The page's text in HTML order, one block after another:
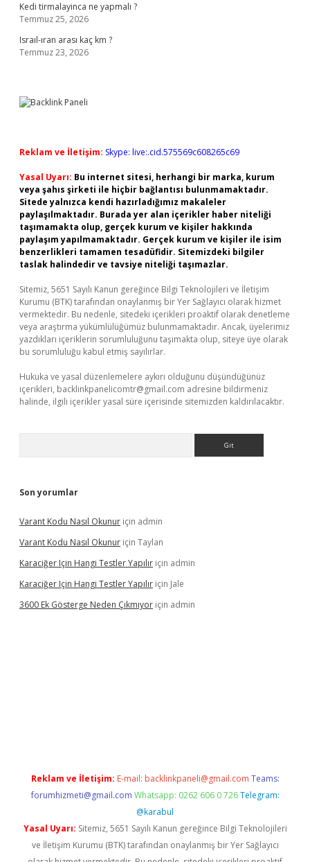
Kedi tirmalayinca ne yapmalı ?
Temmuz 25, 2026
Israıl-ıran arası kaç km ?
Temmuz 23, 2026
Reklam ve İletişim: Skype: live:.cid.575569c608265c69
Yasal Uyarı: Bu internet sitesi, herhangi bir marka, kurum
veya şahıs şirketi ile hiçbir bağlantısı bulunmamaktadır.
Sitede yalnızca kendi hazırladığımız makaleler
paylaşılmaktadır. Burada yer alan içerikler haber niteliği
taşımamakta olup, gerçek kurum ve kişiler hakkında
paylaşım yapılmamaktadır. Gerçek kurum ve kişiler ile isim
benzerlikleri tamamen tesadüfidir. Sitemizdeki bilgiler
taslak halindedir ve tavsiye niteliği taşımazlar.
Sitemiz, 5651 Sayılı Kanun gereğince Bilgi Teknolojileri ve İletişim
Kurumu (BTK) tarafından onaylanmış bir Yer Sağlayıcı olarak hizmet
vermektedir. Bu nedenle, sitedeki içerikleri proaktif olarak denetleme
veya araştırma yükümlülüğümüz bulunmamaktadır. Ancak, üyelerimiz
yazdıkları içeriklerin sorumluluğunu taşımakta olup, siteye üye olarak
bu sorumluluğu kabul etmiş sayılırlar.
Hukuka ve yasal düzenlemelere aykırı olduğunu düşündüğünüz
içerikleri, backlinkpanelicomtr@gmail.com adresine bildirmeniz
halinde, ilgili içerikler yasal süre içerisinde sitemizden kaldırılacaktır.
Son yorumlar
Varant Kodu Nasıl Okunur için admin
Varant Kodu Nasıl Okunur için Taylan
Karaciğer Için Hangi Testler Yapılır için admin
Karaciğer Için Hangi Testler Yapılır için Jale
3600 Ek Gösterge Neden Çıkmıyor için admin
Reklam ve İletişim: E-mail: backlinkpaneli@gmail.com Teams:
forumhizmeti@gmail.com Whatsapp: 0262 606 0 726 Telegram:
@karabul
Yasal Uyarı: Sitemiz, 5651 Sayılı Kanun gereğince Bilgi Teknolojileri
ve İletişim Kurumu (BTK) tarafından onaylanmış bir Yer Sağlayıcı